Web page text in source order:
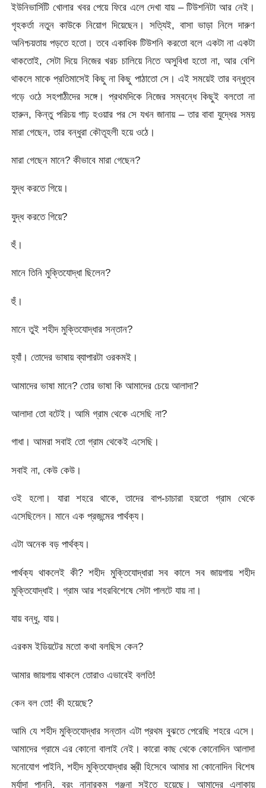
ইউনিভার্সিটি খোলার খবর পেয়ে ফিরে এলে দেখা যায় – টিউশনিটা আর নেই।
গৃহকর্তা নতুন কাউকে নিয়োগ দিয়েছেন। সত্যিই, বাসা ভাড়া নিলে দারুণ
অনিশ্চয়তায় পড়তে হতো। তবে একাধিক টিউশনি করতো বলে একটা না একটা
থাকতোই, সেটা দিয়ে নিজের খরচ চালিয়ে নিতে অসুবিধা হতো না, আর বেশি
থাকলে মাকে প্রতিমাসেই কিছু না কিছু পাঠাতো সে। এই সময়েই তার বন্ধুত্ব
গড়ে ওঠে সহপাঠীদের সঙ্গে। প্রথমদিকে নিজের সম্বন্ধে কিছুই বলতো না
হারুন, কিন্তু পরিচয় গাঢ় হওয়ার পর সে যখন জানায় – তার বাবা যুদ্ধের সময়
মারা গেছেন, তার বন্ধুরা কৌতূহলী হয়ে ওঠে।
মারা গেছেন মানে? কীভাবে মারা গেছেন?
যুদ্ধ করতে গিয়ে।
যুদ্ধ করতে গিয়ে?
হুঁ।
মানে তিনি মুক্তিযোদ্ধা ছিলেন?
হুঁ।
মানে তুই শহীদ মুক্তিযোদ্ধার সন্তান?
হ্যাঁ। তোদের ভাষায় ব্যাপারটা ওরকমই।
আমাদের ভাষা মানে? তোর ভাষা কি আমাদের চেয়ে আলাদা?
আলাদা তো বটেই। আমি গ্রাম থেকে এসেছি না?
গাধা। আমরা সবাই তো গ্রাম থেকেই এসেছি।
সবাই না, কেউ কেউ।
ওই হলো। যারা শহরে থাকে, তাদের বাপ-চাচারা হয়তো গ্রাম থেকে
এসেছিলেন। মানে এক প্রজন্মের পার্থক্য।
এটা অনেক বড় পার্থক্য।
পার্থক্য থাকলেই কী? শহীদ মুক্তিযোদ্ধারা সব কালে সব জায়গায় শহীদ
মুক্তিযোদ্ধাই। গ্রাম আর শহরবিশেষে সেটা পালটে যায় না।
যায় বন্ধু, যায়।
এরকম ইডিয়টের মতো কথা বলছিস কেন?
আমার জায়গায় থাকলে তোরাও এভাবেই বলতি!
কেন বল তো! কী হয়েছে?
আমি যে শহীদ মুক্তিযোদ্ধার সন্তান এটা প্রথম বুঝতে পেরেছি শহরে এসে।
আমাদের গ্রামে এর কোনো বালাই নেই। কারো কাছ থেকে কোনোদিন আলাদা
মনোযোগ পাইনি, শহীদ মুক্তিযোদ্ধার স্ত্রী হিসেবে আমার মা কোনোদিন বিশেষ
মর্যাদা পাননি, বরং নানারকম গঞ্জনা সইতে হয়েছে। আমাদের এলাকায়